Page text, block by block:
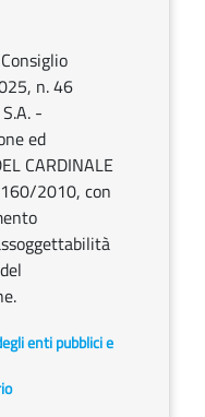
n. 46
-
ed
CARDINALE
2010, con
enti pubblici e